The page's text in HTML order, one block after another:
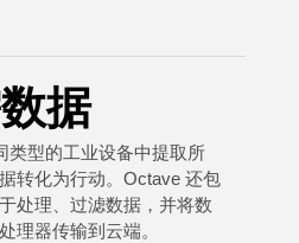
据
类型的工业设备中提取所
转化为行动。Octave 还包
处理、过滤数据，并将数
理器传输到云端。